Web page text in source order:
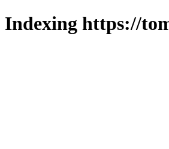
Indexing https://